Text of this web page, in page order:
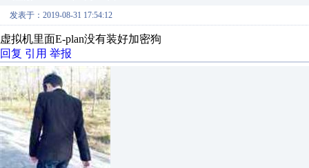
发表于：2019-08-31 17:54:12
虚拟机里面E-plan没有装好加密狗
回复 引用 举报